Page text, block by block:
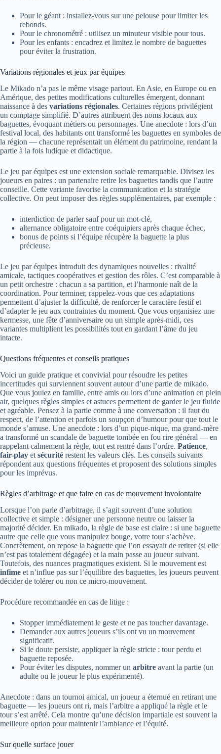
Pour le géant : installez-vous sur une pelouse pour limiter les
rebonds.
Pour le chronométré : utilisez un minuteur visible pour tous.
Pour les enfants : encadrez et limitez le nombre de baguettes
pour éviter la frustration.
Variations régionales et jeux par équipes
Le Mikado n’a pas le même visage partout. En Asie, en Europe ou en
Amérique, des petites modifications culturelles émergent, donnant
naissance à des variations régionales. Certaines régions privilégient
un comptage simplifié. D’autres attribuent des noms locaux aux
baguettes, évoquant métiers ou personnages. Une anecdote : lors d’un
festival local, des habitants ont transformé les baguettes en symboles de
la région — chacune représentait un élément du patrimoine, rendant la
partie à la fois ludique et didactique.
Le jeu par équipes est une extension sociale remarquable. Divisez les
joueurs en paires : un partenaire retire les baguettes tandis que l’autre
conseille. Cette variante favorise la communication et la stratégie
collective. On peut imposer des règles supplémentaires, par exemple :
interdiction de parler sauf pour un mot-clé,
alternance obligatoire entre coéquipiers après chaque échec,
bonus de points si l’équipe récupère la baguette la plus
précieuse.
Le jeu par équipes introduit des dynamiques nouvelles : rivalité
amicale, tactiques coopératives et gestion des rôles. C’est comparable à
un petit orchestre : chacun a sa partition, et l’harmonie naît de la
coordination. Pour terminer, rappelez-vous que ces adaptations
permettent d’ajuster la difficulté, de renforcer le caractère festif et
d’adapter le jeu aux contraintes du moment. Que vous organisiez une
kermesse, une fête d’anniversaire ou un simple après-midi, ces
variantes multiplient les possibilités tout en gardant l’âme du jeu
intacte.
Questions fréquentes et conseils pratiques
Voici un guide pratique et convivial pour résoudre les petites
incertitudes qui surviennent souvent autour d’une partie de mikado.
Que vous jouiez en famille, entre amis ou lors d’une animation en plein
air, quelques règles simples et astuces permettent de garder le jeu fluide
et agréable. Pensez à la partie comme à une conversation : il faut du
respect, de l’attention et parfois un soupçon d’humour pour que tout le
monde s’amuse. Une anecdote : lors d’un pique-nique, ma grand-mère
a transformé un scandale de baguette tombée en fou rire général — en
rappelant calmement la règle, tout est rentré dans l’ordre. Patience,
fair-play et sécurité restent les valeurs clés. Les conseils suivants
répondent aux questions fréquentes et proposent des solutions simples
pour les imprévus.
Règles d’arbitrage et que faire en cas de mouvement involontaire
Lorsque l’on parle d’arbitrage, il s’agit souvent d’une solution
collective et simple : désigner une personne neutre ou laisser la
majorité décider. En mikado, la règle de base est claire : si une baguette
autre que celle que vous manipulez bouge, votre tour s’achève.
Concrètement, on repose la baguette que l’on essayait de retirer (si elle
n’est pas totalement dégagée) et la main passe au joueur suivant.
Toutefois, des nuances pragmatiques existent. Si le mouvement est
infime et n’influe pas sur l’équilibre des baguettes, les joueurs peuvent
décider de tolérer ou non ce micro-mouvement.
Procédure recommandée en cas de litige :
Stopper immédiatement le geste et ne pas toucher davantage.
Demander aux autres joueurs s’ils ont vu un mouvement
significatif.
Si le doute persiste, appliquer la règle stricte : tour perdu et
baguette reposée.
Pour éviter les disputes, nommer un arbitre avant la partie (un
adulte ou le joueur le plus expérimenté).
Anecdote : dans un tournoi amical, un joueur a éternué en retirant une
baguette — les joueurs ont ri, mais l’arbitre a appliqué la règle et le
tour s’est arrêté. Cela montre qu’une décision impartiale est souvent la
meilleure option pour maintenir l’ambiance et l’équité.
Sur quelle surface jouer